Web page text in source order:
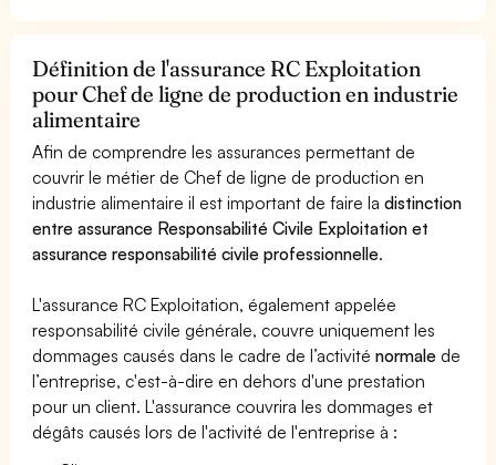
Définition de l'assurance RC Exploitation
pour Chef de ligne de production en industrie
alimentaire
Afin de comprendre les assurances permettant de
couvrir le métier de Chef de ligne de production en
industrie alimentaire il est important de faire ladistinction
entre assurance Responsabilité Civile Exploitation et
assurance responsabilité civile professionnelle.
L'assurance RC Exploitation, également appelée
responsabilité civile générale, couvre uniquement les
dommages causés dans le cadre de l’activiténormale de
l’entreprise, c'est-à-dire en dehors d'une prestation
pour un client. L'assurance couvrira les dommages et
dégâts causés lors de l'activité de l'entreprise à :